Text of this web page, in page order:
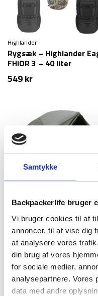
Samtykke
Backpackerlife bruger
Vi bruger cookies til at
annoncer, til at vise dig
at analysere vores
din brug af vores
for sociale medier,
analysepartnere. Vores
data med andre
Highlander
Rygsæk – Highlander
FHIOR 3 – 40 liter
549kr
Telt – Treklife Elo LW –
personer
1.199kr
-24%